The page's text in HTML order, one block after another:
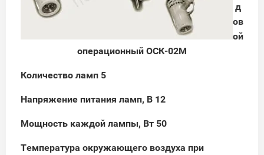
д
ов
ой
операционный ОСК-02М
Количество ламп 5
Напряжение питания ламп, В 12
Мощность каждой лампы, Вт 50
Температура окружающего воздуха при